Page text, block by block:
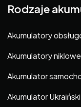
Rodzaje
Akumulatory
Akumulatory
Akumulator
Akumulator Ukraiński